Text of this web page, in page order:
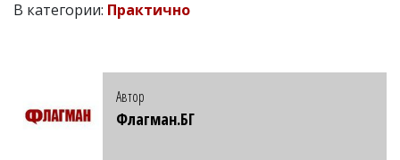
В категории: Практично
Автор
Флагман.БГ